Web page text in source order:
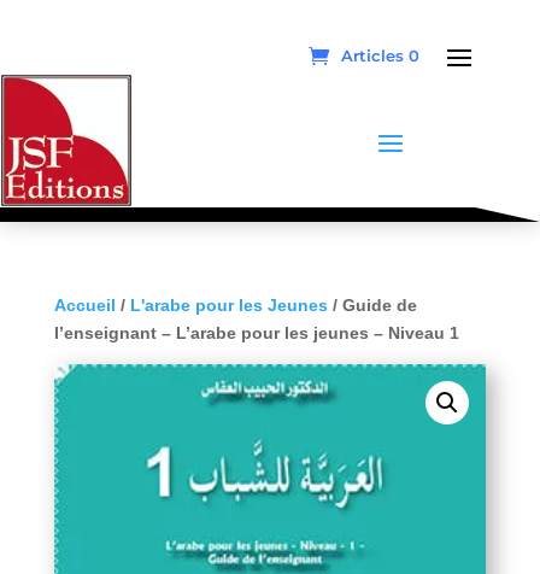
Articles 0
Accueil / L'arabe pour les Jeunes / Guide de
l’enseignant – L’arabe pour les jeunes – Niveau 1